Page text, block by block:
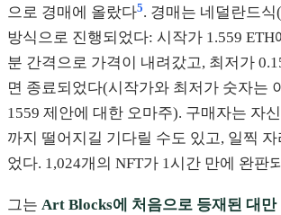
으로 경매에 올랐다5. 경매는 네덜란드
방식으로 진행되었다: 시작가 1.559 ETH
분 간격으로 가격이 내려갔고, 최저가
면 종료되었다(시작가와 최저가 숫자는
1559 제안에 대한 오마주). 구매자는 자
까지 떨어지길 기다릴 수도 있고, 일찍
었다. 1,024개의 NFT가 1시간 만에 완판
그는 Art Blocks에 처음으로 등재된 대만